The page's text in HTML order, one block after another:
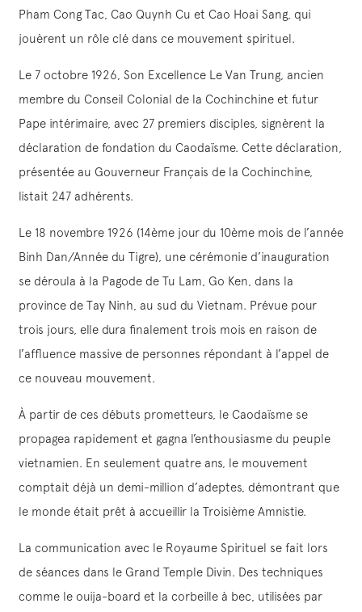
Pham Cong Tac, Cao Quynh Cu et Cao Hoai Sang, qui
jouèrent un rôle clé dans ce mouvement spirituel.
Le 7 octobre 1926, Son Excellence Le Van Trung, ancien
membre du Conseil Colonial de la Cochinchine et futur
Pape intérimaire, avec 27 premiers disciples, signèrent la
déclaration de fondation du Caodaïsme. Cette déclaration,
présentée au Gouverneur Français de la Cochinchine,
listait 247 adhérents.
Le 18 novembre 1926 (14ème jour du 10ème mois de l’année
Binh Dan/Année du Tigre), une cérémonie d’inauguration
se déroula à la Pagode de Tu Lam, Go Ken, dans la
province de Tay Ninh, au sud du Vietnam. Prévue pour
trois jours, elle dura finalement trois mois en raison de
l’affluence massive de personnes répondant à l’appel de
ce nouveau mouvement.
À partir de ces débuts prometteurs, le Caodaïsme se
propagea rapidement et gagna l’enthousiasme du peuple
vietnamien. En seulement quatre ans, le mouvement
comptait déjà un demi-million d’adeptes, démontrant que
le monde était prêt à accueillir la Troisième Amnistie.
La communication avec le Royaume Spirituel se fait lors
de séances dans le Grand Temple Divin. Des techniques
comme le ouija-board et la corbeille à bec, utilisées par